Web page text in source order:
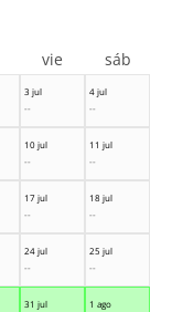
3 jul
--
4 jul
--
10 jul
--
11 jul
--
17 jul
--
18 jul
--
24 jul
--
25 jul
--
31 jul
1 ago
vie sáb